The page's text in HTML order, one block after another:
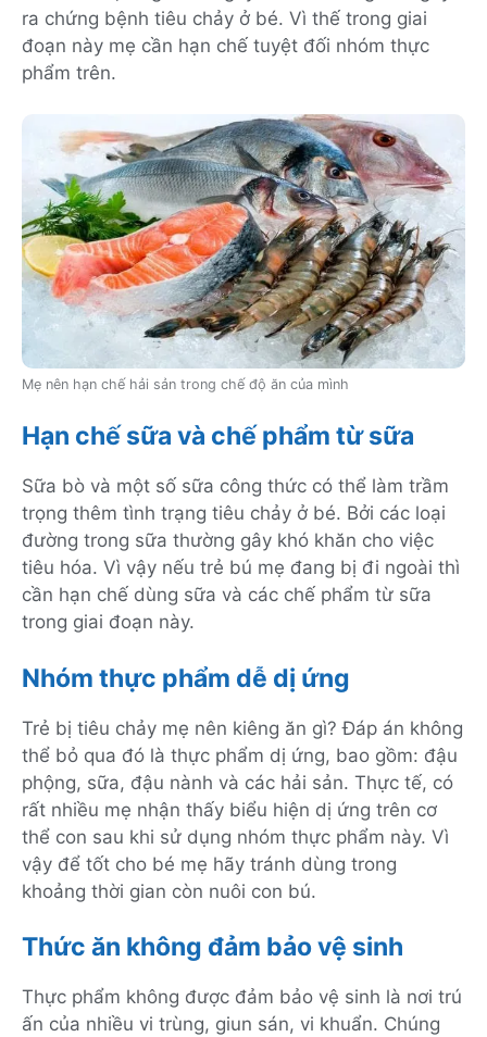
ra chứng bệnh tiêu chảy ở bé. Vì thế trong giai
đoạn này mẹ cần hạn chế tuyệt đối nhóm thực
phẩm trên.
Mẹ nên hạn chế hải sản trong chế độ ăn của mình
Hạn chế sữa và chế phẩm từ sữa
Sữa bò và một số sữa công thức có thể làm trầm
trọng thêm tình trạng tiêu chảy ở bé. Bởi các loại
đường trong sữa thường gây khó khăn cho việc
tiêu hóa. Vì vậy nếu trẻ bú mẹ đang bị đi ngoài thì
cần hạn chế dùng sữa và các chế phẩm từ sữa
trong giai đoạn này.
Nhóm thực phẩm dễ dị ứng
Trẻ bị tiêu chảy mẹ nên kiêng ăn gì? Đáp án không
thể bỏ qua đó là thực phẩm dị ứng, bao gồm: đậu
phộng, sữa, đậu nành và các hải sản. Thực tế, có
rất nhiều mẹ nhận thấy biểu hiện dị ứng trên cơ
thể con sau khi sử dụng nhóm thực phẩm này. Vì
vậy để tốt cho bé mẹ hãy tránh dùng trong
khoảng thời gian còn nuôi con bú.
Thức ăn không đảm bảo vệ sinh
Thực phẩm không được đảm bảo vệ sinh là nơi trú
ấn của nhiều vi trùng, giun sán, vi khuẩn. Chúng